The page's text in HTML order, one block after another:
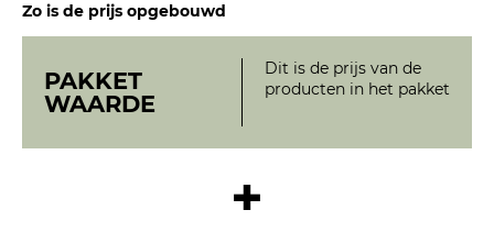
Zo is de prijs opgebouwd
PAKKET
WAARDE
Dit is de prijs van de
producten in het pakket
+